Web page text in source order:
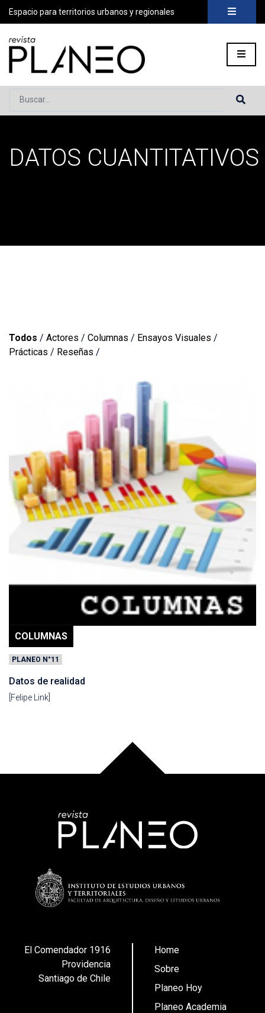
Espacio para territorios urbanos y regionales
Buscar...
Portada»datos cuantitativos
DATOS CUANTITATIVOS
Todos / Actores / Columnas / Ensayos Visuales /
Prácticas / Reseñas /
COLUMNAS
PLANEO N°11
Datos de realidad
[Felipe Link]
El Comendador 1916
Providencia
Santiago de Chile
Home
Sobre
Planeo Hoy
Planeo Academia